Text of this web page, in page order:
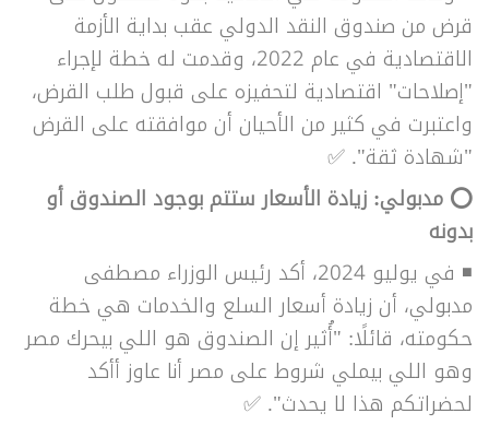
قرض من صندوق النقد الدولي عقب بداية الأزمة
الاقتصادية في عام 2022، وقدمت له خطة لإجراء
"إصلاحات" اقتصادية لتحفيزه على قبول طلب القرض،
واعتبرت في كثير من الأحيان أن موافقته على القرض
"شهادة ثقة". ✅
⭕ مدبولي: زيادة الأسعار ستتم بوجود الصندوق أو
بدونه
◾ في يوليو 2024، أكد رئيس الوزراء مصطفى
مدبولي، أن زيادة أسعار السلع والخدمات هي خطة
حكومته، قائلًا: "أُثير إن الصندوق هو اللي بيحرك مصر
وهو اللي بيملي شروط على مصر أنا عاوز أأكد
لحضراتكم هذا لا يحدث". ✅